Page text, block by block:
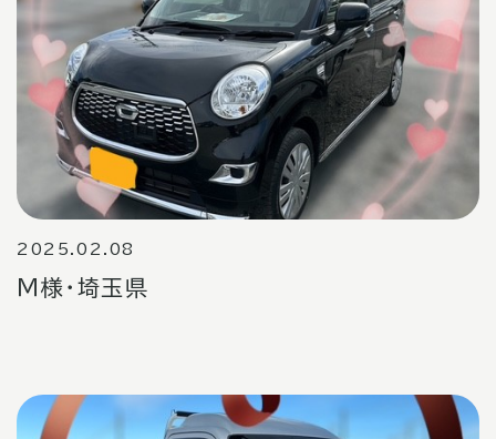
Ｍ様・埼玉県
2025.02.08